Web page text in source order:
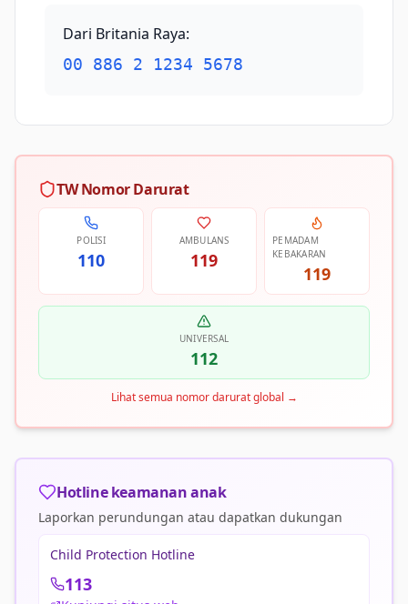
Dari Britania Raya:
00 886 2 1234 5678
TW Nomor Darurat
POLISI
110
AMBULANS
119
PEMADAM
KEBAKARAN
119
UNIVERSAL
112
Lihat semua nomor darurat global →
Hotline keamanan anak
Laporkan perundungan atau dapatkan dukungan
Child Protection Hotline
113